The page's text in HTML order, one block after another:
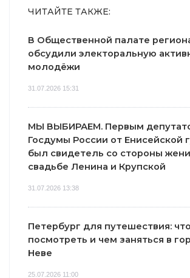
ЧИТАЙТЕ ТАКЖЕ:
В Общественной палате
обсудили электоральную
молодёжи
31.07.2026 15:31
МЫ ВЫБИРАЕМ. Первым
Госдумы России от Енисейской
был свидетель со стороны
свадьбе Ленина и Крупской
31.07.2026 13:38
Петербург для путешествия: что
посмотреть и чем заняться в
Неве
25.07.2026 11:00